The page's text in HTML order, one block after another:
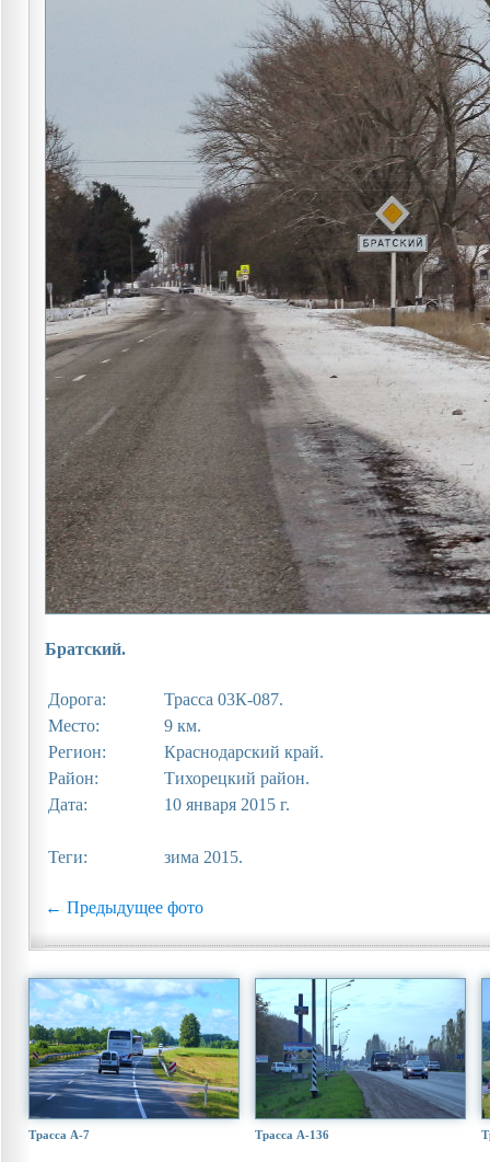
Братский.
Дорога:
Трасса 03К-087.
Место:
9 км.
Регион:
Краснодарский край.
Район:
Тихорецкий район.
Дата:
10 января 2015 г.
Теги: зима 2015.
← Предыдущее фото
Трасса А-7 Трасса А-136